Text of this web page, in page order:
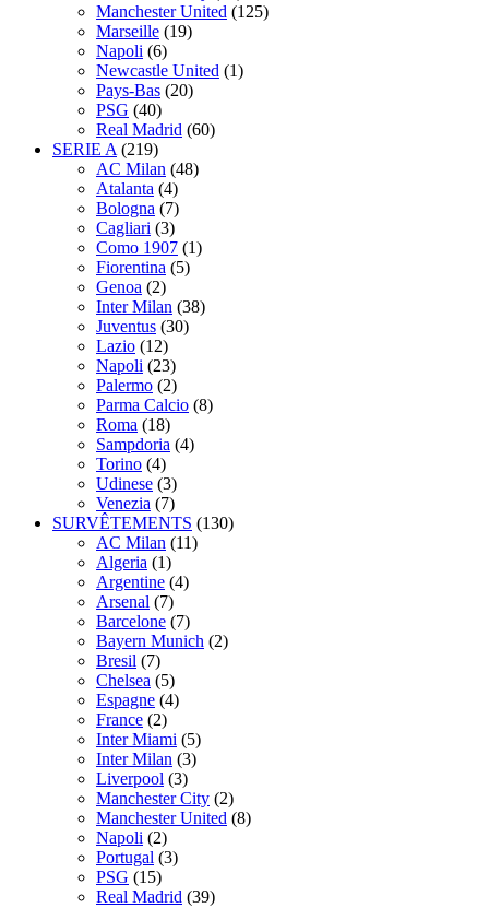
Manchester United (125)
Marseille (19)
Napoli (6)
Newcastle United (1)
Pays-Bas (20)
PSG (40)
Real Madrid (60)
SERIE A (219)
AC Milan (48)
Atalanta (4)
Bologna (7)
Cagliari (3)
Como 1907 (1)
Fiorentina (5)
Genoa (2)
Inter Milan (38)
Juventus (30)
Lazio (12)
Napoli (23)
Palermo (2)
Parma Calcio (8)
Roma (18)
Sampdoria (4)
Torino (4)
Udinese (3)
Venezia (7)
SURVÊTEMENTS (130)
AC Milan (11)
Algeria (1)
Argentine (4)
Arsenal (7)
Barcelone (7)
Bayern Munich (2)
Bresil (7)
Chelsea (5)
Espagne (4)
France (2)
Inter Miami (5)
Inter Milan (3)
Liverpool (3)
Manchester City (2)
Manchester United (8)
Napoli (2)
Portugal (3)
PSG (15)
Real Madrid (39)